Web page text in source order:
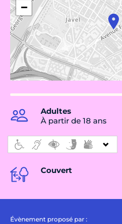
−
Adultes
À partir de 18 ans
Couvert
Évènement proposé par :